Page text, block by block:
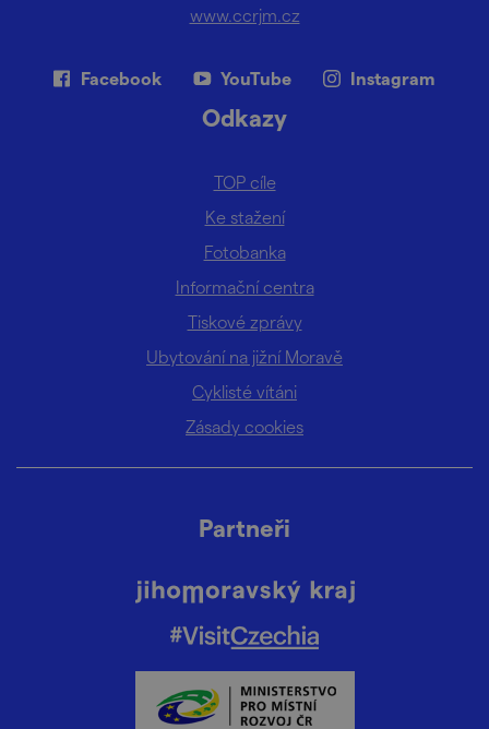
www.ccrjm.cz
Facebook YouTube Instagram
Odkazy
TOP cíle
Ke stažení
Fotobanka
Informační centra
Tiskové zprávy
Ubytování na jižní Moravě
Cyklisté vítáni
Zásady cookies
Partneři